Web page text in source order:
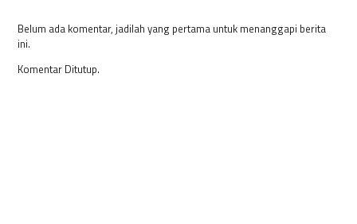
Belum ada komentar, jadilah yang pertama untuk menanggapi berita
ini.
Komentar Ditutup.